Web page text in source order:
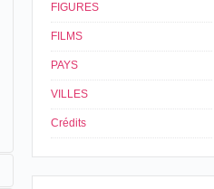
FIGURES
FILMS
PAYS
VILLES
Crédits